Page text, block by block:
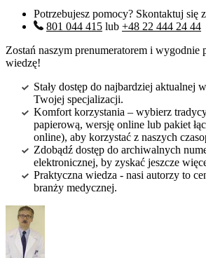
Potrzebujesz pomocy? Skontaktuj się
801 044 415 lub +48 22 444 24 44
Zostań naszym prenumeratorem i wygodnie
wiedzę!
Stały dostęp do najbardziej aktualnej
Twojej specjalizacji.
Komfort korzystania – wybierz
papierową, wersję online lub pakiet
online), aby korzystać z naszych
Zdobądź dostęp do archiwalnych
elektronicznej, by zyskać jeszcze
Praktyczna wiedza - nasi autorzy to
branży medycznej.